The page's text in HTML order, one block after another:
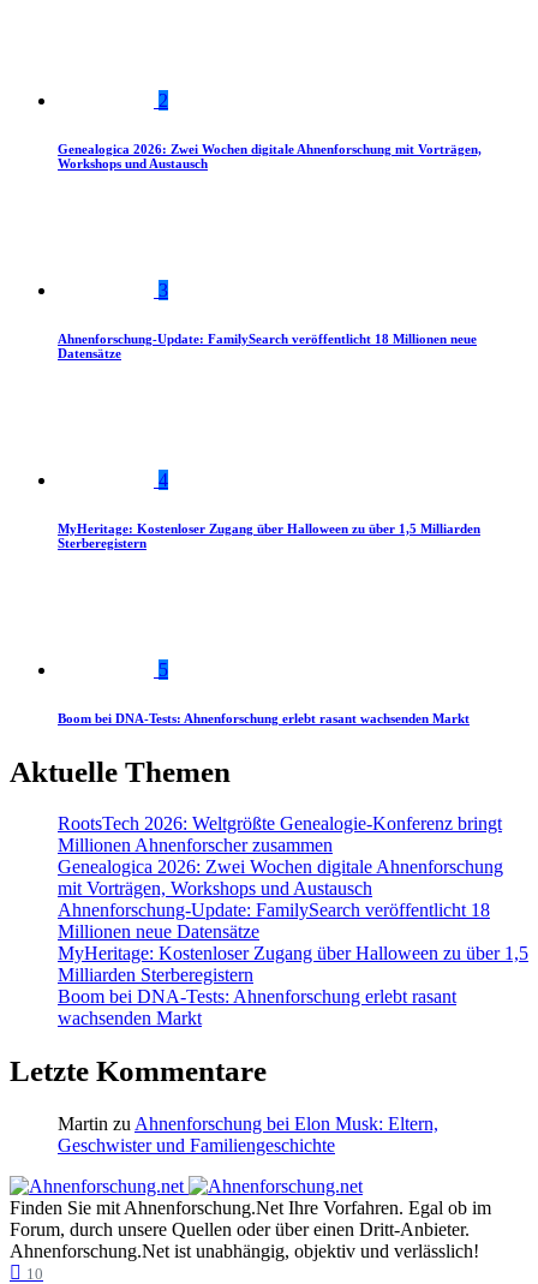
2
Genealogica 2026: Zwei Wochen digitale Ahnenforschung mit Vorträgen,
Workshops und Austausch
3
Ahnenforschung-Update: FamilySearch veröffentlicht 18 Millionen neue
Datensätze
4
MyHeritage: Kostenloser Zugang über Halloween zu über 1,5 Milliarden
Sterberegistern
5
Boom bei DNA-Tests: Ahnenforschung erlebt rasant wachsenden Markt
Aktuelle Themen
RootsTech 2026: Weltgrößte Genealogie-Konferenz bringt
Millionen Ahnenforscher zusammen
Genealogica 2026: Zwei Wochen digitale Ahnenforschung
mit Vorträgen, Workshops und Austausch
Ahnenforschung-Update: FamilySearch veröffentlicht 18
Millionen neue Datensätze
MyHeritage: Kostenloser Zugang über Halloween zu über 1,5
Milliarden Sterberegistern
Boom bei DNA-Tests: Ahnenforschung erlebt rasant
wachsenden Markt
Letzte Kommentare
Martin zu Ahnenforschung bei Elon Musk: Eltern,
Geschwister und Familiengeschichte
Finden Sie mit Ahnenforschung.Net Ihre Vorfahren. Egal ob im
Forum, durch unsere Quellen oder über einen Dritt-Anbieter.
Ahnenforschung.Net ist unabhängig, objektiv und verlässlich!
10